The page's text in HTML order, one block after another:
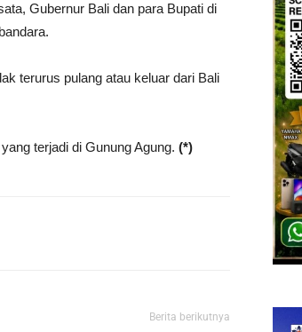
Gubernur Bali dan para Bupati di
terurus pulang atau keluar dari Bali
terjadi di Gunung Agung. (*)
Berita berikutnya